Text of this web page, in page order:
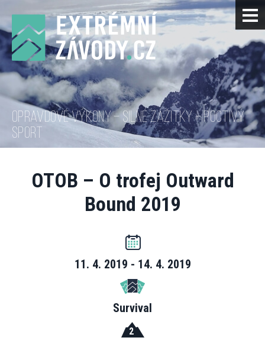
OPRAVDOVÉ VÝKONY – SILNÉ ZÁŽITKY – POCTIVÝ
SPORT
OTOB – O trofej Outward
Bound 2019
11. 4. 2019 - 14. 4. 2019
Survival
2